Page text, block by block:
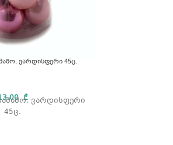
ვარდისფერი 45ც.
₾
ვარდისფერი
45ც.